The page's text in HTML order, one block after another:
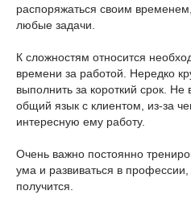
распоряжаться своим
любые задачи.
К сложностям относится
времени за работой. Нередко
выполнить за короткий срок. Не
общий язык с клиентом, из-за
интересную ему работу.
Очень важно постоянно
ума и развиваться в профессии,
получится.